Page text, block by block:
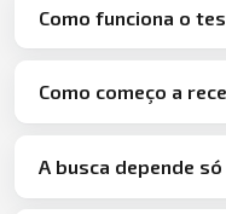
Como funciona o
Como começo a
A busca depende